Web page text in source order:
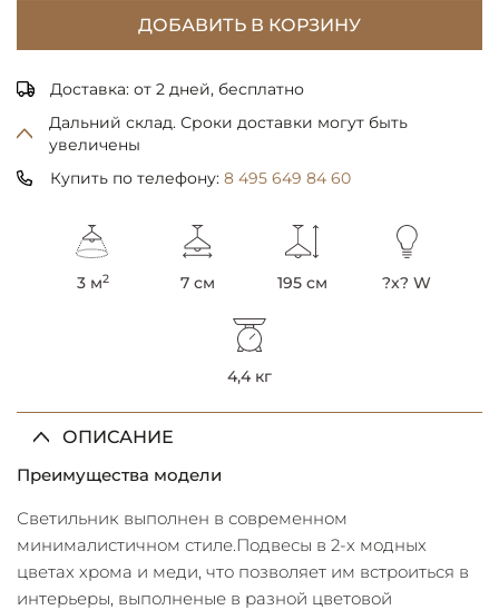
ДОБАВИТЬ В КОРЗИНУ
Доставка: от 2 дней, бесплатно
Дальний склад. Сроки доставки могут быть
увеличены
Купить по телефону: 8 495 649 84 60
3 м2 7 см 195 см ?x? W
4,4 кг
ОПИСАНИЕ
Преимущества модели
Светильник выполнен в современном
минималистичном стиле.Подвесы в 2-х модных
цветах хрома и меди, что позволяет им встроиться в
интерьеры, выполненые в разной цветовой